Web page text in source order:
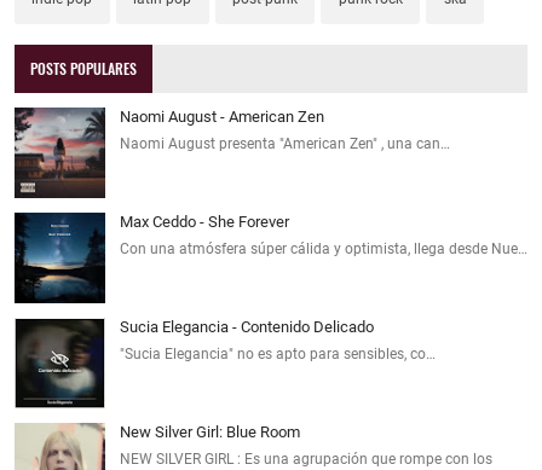
POSTS POPULARES
Naomi August - American Zen
Naomi August presenta "American Zen" , una can…
Max Ceddo - She Forever
Con una atmósfera súper cálida y optimista, llega desde Nue…
Sucia Elegancia - Contenido Delicado
"Sucia Elegancia" no es apto para sensibles, co…
New Silver Girl: Blue Room
NEW SILVER GIRL : Es una agrupación que rompe con los